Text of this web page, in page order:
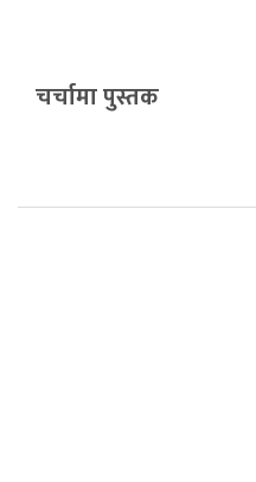
चर्चामा पुस्तक